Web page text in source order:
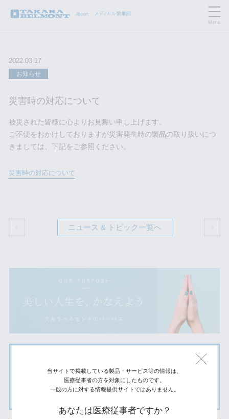
当サイトで掲載している製品・サービス等の情報は、
医療従事者の方を対象にしたものです。
一般の方に対する情報提供サイトではありません。
あなたは医療従事者ですか？
2022.03.17
お知らせ
災害時の対応について
被災された皆様に心よりお見舞い申し上げます。
ご不便をおかけしておりますが災害発生時の製品の取り扱いにつ
きましては、下記をご参照ください。
災害時の対応について
ニュース & トピック一覧へ